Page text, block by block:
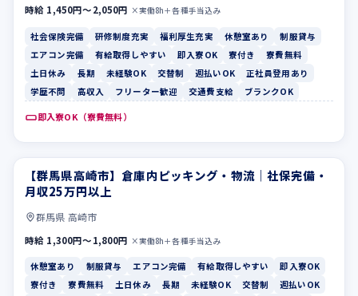
時給 1,450円〜2,050円 ×実働8h＋各種手当込み
社会保険完備 研修制度充実 福利厚生充実 休憩室あり
制服貸与
エアコン完備
有給取得しやすい 即入寮OK 寮付き
寮費無料
土日休み
長期 未経験OK 交替制 週払いOK
正社員登用あり
学歴不問
高収入 フリーター歓迎 交通費支給 ブランクOK
即入寮OK（寮費無料）
休憩室あり 制服貸与
【群馬県高崎市】倉庫内ピッキング・物流｜社保完備・
月収25万円以上
群馬県 高崎市
時給 1,300円〜1,800円 ×実働8h＋各種手当込み
休憩室あり 制服貸与 エアコン完備 有給取得しやすい
即入寮OK
寮付き
寮費無料 土日休み 長期 未経験OK 交替制
週払いOK